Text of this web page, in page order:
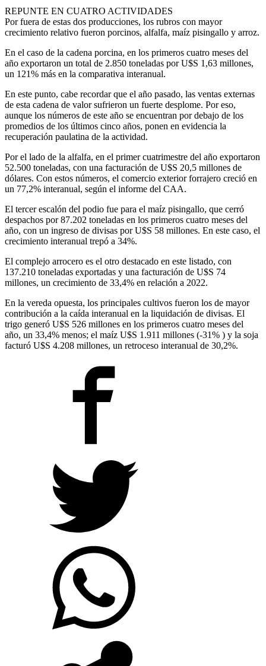
REPUNTE EN CUATRO ACTIVIDADES
Por fuera de estas dos producciones, los rubros con mayor
crecimiento relativo fueron porcinos, alfalfa, maíz pisingallo y arroz.
En el caso de la cadena porcina, en los primeros cuatro meses del
año exportaron un total de 2.850 toneladas por U$S 1,63 millones,
un 121% más en la comparativa interanual.
En este punto, cabe recordar que el año pasado, las ventas externas
de esta cadena de valor sufrieron un fuerte desplome. Por eso,
aunque los números de este año se encuentran por debajo de los
promedios de los últimos cinco años, ponen en evidencia la
recuperación paulatina de la actividad.
Por el lado de la alfalfa, en el primer cuatrimestre del año exportaron
52.500 toneladas, con una facturación de U$S 20,5 millones de
dólares. Con estos números, el comercio exterior forrajero creció en
un 77,2% interanual, según el informe del CAA.
El tercer escalón del podio fue para el maíz pisingallo, que cerró
despachos por 87.202 toneladas en los primeros cuatro meses del
año, con un ingreso de divisas por U$S 58 millones. En este caso, el
crecimiento interanual trepó a 34%.
El complejo arrocero es el otro destacado en este listado, con
137.210 toneladas exportadas y una facturación de U$S 74
millones, un crecimiento de 33,4% en relación a 2022.
En la vereda opuesta, los principales cultivos fueron los de mayor
contribución a la caída interanual en la liquidación de divisas. El
trigo generó U$S 526 millones en los primeros cuatro meses del
año, un 33,4% menos; el maíz U$S 1.911 millones (-31% ) y la soja
facturó U$S 4.208 millones, un retroceso interanual de 30,2%.